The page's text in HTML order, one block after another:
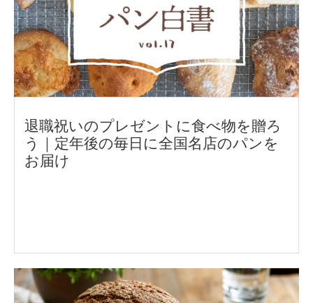
退職祝いのプレゼントに食べ物を贈ろ
う｜定年後の毎日に全国名店のパンを
お届け